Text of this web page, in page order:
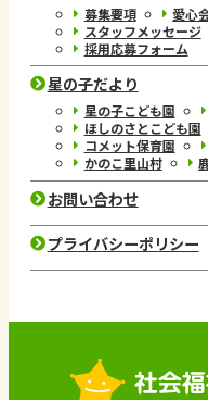
募集要項 愛心
スタッフメッセージ
採用応募フォーム
星の子だより
星の子こども園
ほしのさとこども園
コメット保育園
かのこ里山村
お問い合わせ
プライバシーポリシー